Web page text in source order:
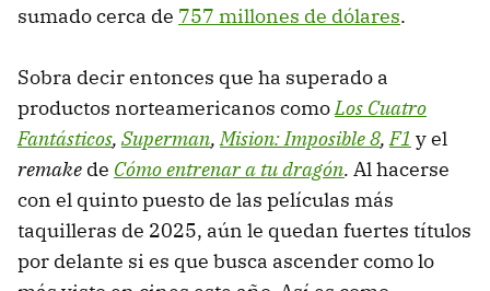
sumado cerca de 757 millones de dólares.
Sobra decir entonces que ha superado a
productos norteamericanos comoLos Cuatro
Fantásticos, Superman,Mision: Imposible 8,F1 y el
remake de Cómo entrenar a tu dragón. Al hacerse
con el quinto puesto de las películas más
taquilleras de 2025, aún le quedan fuertes títulos
por delante si es que busca ascender como lo